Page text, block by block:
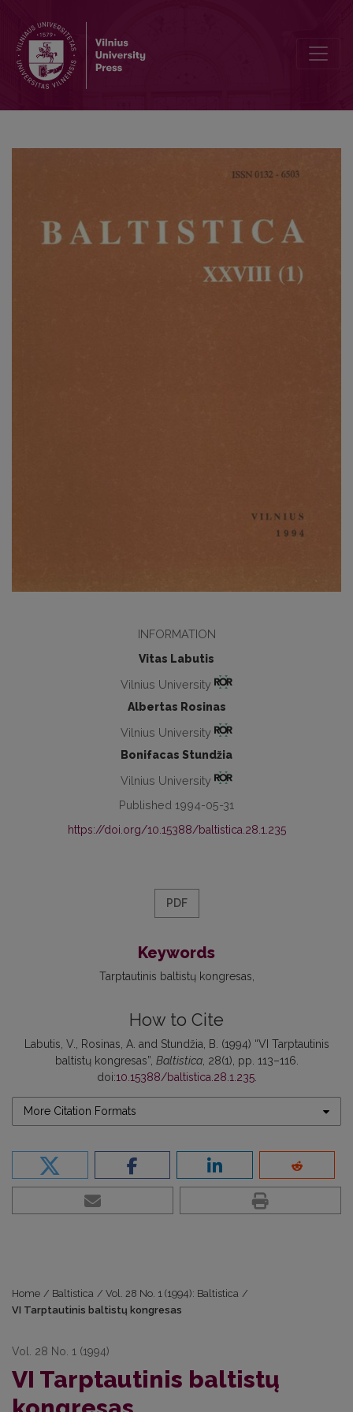
INFORMATION
Vitas Labutis
Vilnius University
Albertas Rosinas
Vilnius University
Bonifacas Stundžia
Vilnius University
Published 1994-05-31
https://doi.org/10.15388/baltistica.28.1.235
PDF
Keywords
Tarptautinis baltistų kongresas
How to Cite
Labutis, V., Rosinas, A. and Stundžia, B. (1994) “VI Tarptautinis
baltistų kongresas”, Baltistica, 28(1), pp. 113–116.
doi:10.15388/baltistica.28.1.235.
More Citation Formats
Home / Baltistica / Vol. 28 No. 1 (1994): Baltistica /
VI Tarptautinis baltistų kongresas
Vol. 28 No. 1 (1994)
VI Tarptautinis baltistų